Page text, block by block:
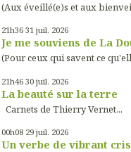
(Aux éveillé(e)s et aux
21h36 31 juil. 2026
Je me souviens de La
(Pour ceux qui savent ce
21h46 30 juil. 2026
La beauté sur la terre
Carnets de Thierry Vernet...
00h08 29 juil. 2026
Un verbe de vibrant